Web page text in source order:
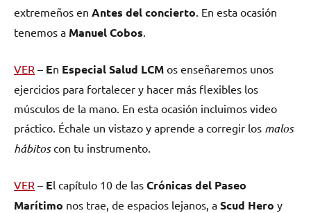
extremeños en Antes del concierto . En esta ocasión
tenemos a Manuel Cobos
VER – En Especial Salud LCM os enseñaremos unos
ejercicios para fortalecer y hacer más flexibles los
músculos de la mano. En esta ocasión incluimos video
práctico. Échale un vistazo y aprende a corregir los malos
hábitoscon tu instrumento.
VER – El capítulo 10 de las Crónicas del Paseo
Marítimo nos trae, de espacios lejanos, a Scud Hero y